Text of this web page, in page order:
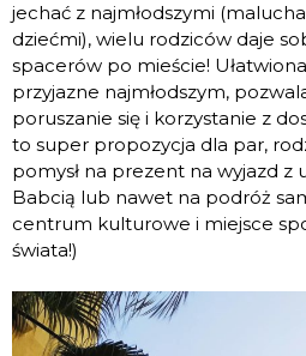
jechać z najmłodszymi
dziećmi), wielu rodziców daje
spacerów po mieście!
przyjazne najmłodszym,
poruszanie się i korzystanie z
to super propozycja dla par,
pomysł na prezent na wyjazd z
Babcią lub nawet na podróż
centrum kulturowe i miejsce
świata!)